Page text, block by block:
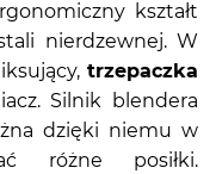
kształt
nierdzewnej. W
trzepaczka
Silnik blendera
dzięki niemu w
różne posiłki.